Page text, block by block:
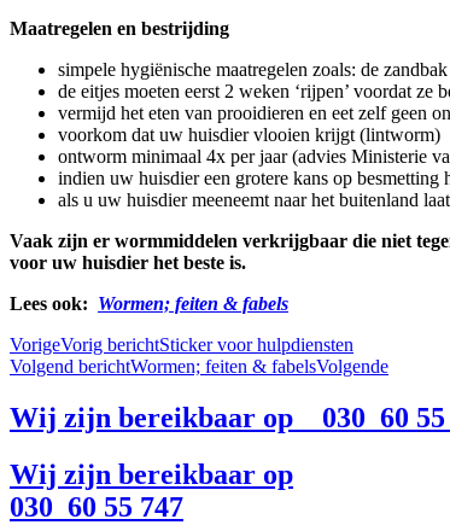
Maatregelen en bestrijding
simpele hygiënische maatregelen zoals: de
de eitjes moeten eerst 2 weken ‘rijpen’ voordat ze
vermijd het eten van prooidieren en eet zelf geen
voorkom dat uw huisdier vlooien krijgt (lintworm)
ontworm minimaal 4x per jaar (advies Ministerie
indien uw huisdier een grotere kans op besmetting
als u uw huisdier meeneemt naar het buitenland
Vaak zijn er wormmiddelen verkrijgbaar die niet
voor uw huisdier het beste is.
Lees ook: Wormen; feiten & fabels
VorigeVorig berichtSticker voor hulpdiensten
Volgend berichtWormen; feiten & fabelsVolgende
Wij zijn bereikbaar op 030 60 55
Wij zijn bereikbaar op
030 60 55 747